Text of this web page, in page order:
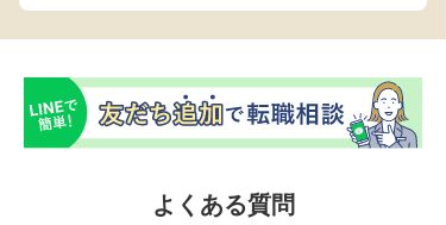
よくある質問